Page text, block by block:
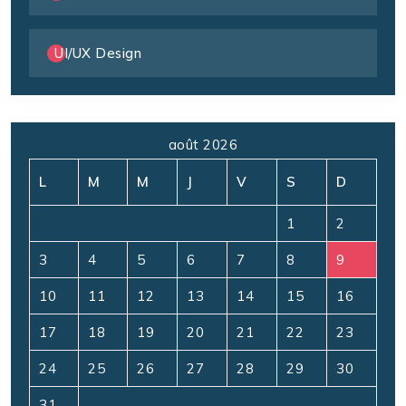
UI/UX Design
août 2026
L M M J V S D
1 2
3 4 5 6 7 8 9
10 11 12 13 14 15 16
17 18 19 20 21 22 23
24 25 26 27 28 29 30